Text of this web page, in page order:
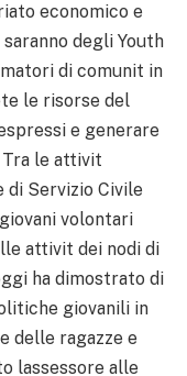
economico e
degli Youth
di comunit in
le risorse del
e generare
Tra le attivit
Servizio Civile
volontari
attivit dei nodi di
ha dimostrato di
giovanili in
delle ragazze e
lassessore alle